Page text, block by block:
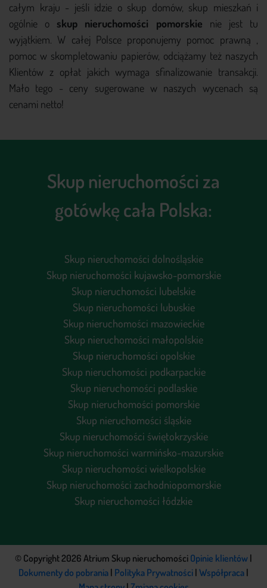
całym kraju - jeśli idzie o skup domów, skup mieszkań i
ogólnie o skup nieruchomości pomorskie nie jest tu
wyjątkiem. W całej Polsce proponujemy pomoc prawną ,
pomoc w skompletowaniu papierów, odciążamy też naszych
Klientów z opłat jakich wymaga sfinalizowanie transakcji.
Mało tego - ceny sugerowane w naszych wycenach są
cenami netto!
Skup nieruchomości za
gotówkę cała Polska:
Skup nieruchomości dolnośląskie
Skup nieruchomości kujawsko-pomorskie
Skup nieruchomości lubelskie
Skup nieruchomości lubuskie
Skup nieruchomości mazowieckie
Skup nieruchomości małopolskie
Skup nieruchomości opolskie
Skup nieruchomości podkarpackie
Skup nieruchomości podlaskie
Skup nieruchomości pomorskie
Skup nieruchomości śląskie
Skup nieruchomości świętokrzyskie
Skup nieruchomości warmińsko-mazurskie
Skup nieruchomości wielkopolskie
Skup nieruchomości zachodniopomorskie
Skup nieruchomości łódzkie
© Copyright 2026 Atrium Skup nieruchomości Opinie klientów |
Dokumenty do pobrania | Polityka Prywatności | Współpraca |